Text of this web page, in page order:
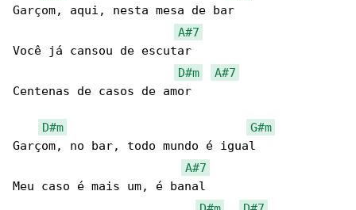
Garçom, aqui, nesta mesa de bar
A#7
Você já cansou de escutar
D#m
A#7
Centenas de casos de amor
D#m
G#m
Garçom, no bar, todo mundo é igual
A#7
Meu caso é mais um, é banal